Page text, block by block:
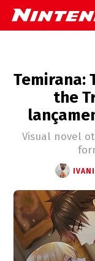
Temirana:
the
Visual novel